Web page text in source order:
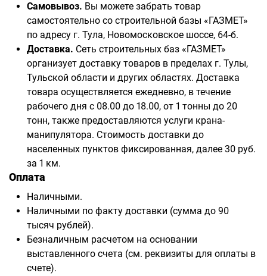
Самовывоз. Вы можете забрать товар
самостоятельно со строительной базы «ГАЗМЕТ»
по адресу г. Тула, Новомосковское шоссе, 64-б.
Доставка. Сеть строительных баз «ГАЗМЕТ»
организует доставку товаров в пределах г. Тулы,
Тульской области и других областях. Доставка
товара осуществляется ежедневно, в течение
рабочего дня с 08.00 до 18.00, от 1 тонны до 20
тонн, также предоставляются услуги крана-
манипулятора. Стоимость доставки до
населенных пунктов фиксированная, далее 30 руб.
за 1 км.
Оплата
Наличными.
Наличными по факту доставки (сумма до 90
тысяч рублей).
Безналичным расчетом на основании
выставленного счета (см. реквизиты для оплаты в
счете).